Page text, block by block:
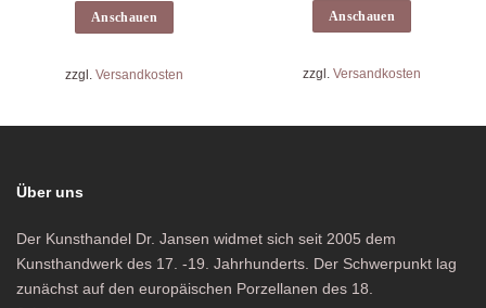
Anschauen
zzgl. Versandkosten
Anschauen
zzgl. Versandkosten
Über uns
Der Kunsthandel Dr. Jansen widmet sich seit 2005 dem
Kunsthandwerk des 17. -19. Jahrhunderts. Der Schwerpunkt lag
zunächst auf den europäischen Porzellanen des 18.